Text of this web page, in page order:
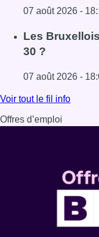
07 août 2026 -
Lire l'article Foire
Les
30 ?
07 août 2026 -
Lire l'article Les
Voir tout le fil info
Offres d’emploi